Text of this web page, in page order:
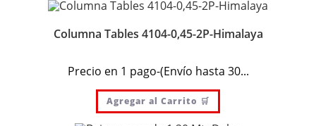
Columna Tables 4104-0,45-2P-Himalaya
Precio en 1 pago-(Envío hasta 30...
Agregar al Carrito 🛒